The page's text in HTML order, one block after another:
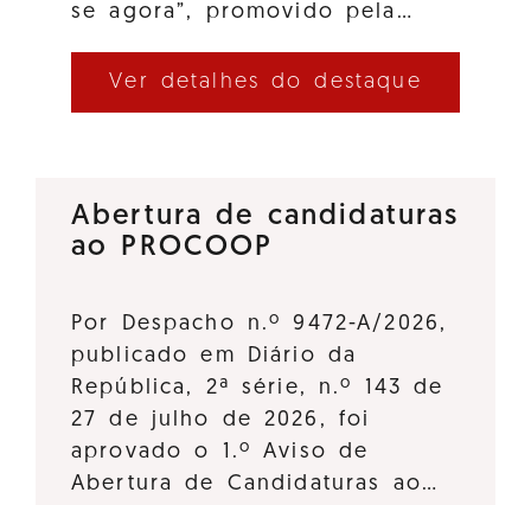
se agora”, promovido pela…
Ver detalhes do destaque
Abertura de candidaturas
ao PROCOOP
Por Despacho n.º 9472-A/2026,
publicado em Diário da
República, 2ª série, n.º 143 de
27 de julho de 2026, foi
aprovado o 1.º Aviso de
Abertura de Candidaturas ao…